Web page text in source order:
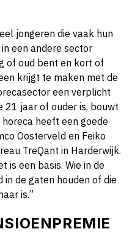
jongeren die vaak hun
een andere sector
of oud bent en kort of
krijgt te maken met de
een verplicht
21 jaar of ouder is, bouwt
horeca heeft een goede
Oosterveld en Feiko
TreQant in Harderwijk.
is een basis. Wie in de
de gaten houden of die
is.”